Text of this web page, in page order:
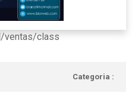
ventas/class
Categoria :